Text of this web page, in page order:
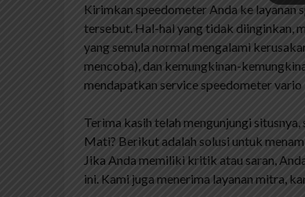
Kirimkan speedometer Anda ke layanan
tersebut. Hal-hal yang tidak diinginkan,
yang semula normal mengalami
mencoba), dan kemungkinan-
mendapatkan service speedometer
Terima kasih telah mengunjungi
Mati? Berikut adalah solusi untuk
Jika Anda memiliki kritik atau saran,
ini. Kami juga menerima layanan mitra,